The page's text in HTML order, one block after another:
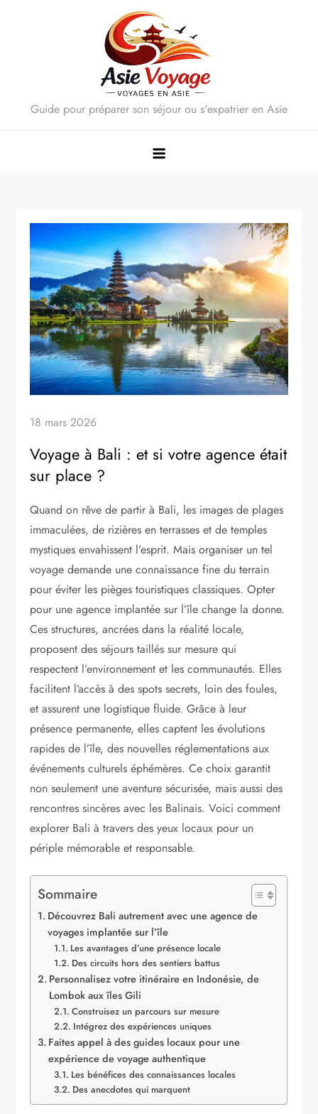
Guide pour préparer son séjour ou s'expatrier en Asie
18 mars 2026
Voyage à Bali : et si votre agence était
sur place ?
Quand on rêve de partir à Bali, les images de plages
immaculées, de rizières en terrasses et de temples
mystiques envahissent l’esprit. Mais organiser un tel
voyage demande une connaissance fine du terrain
pour éviter les pièges touristiques classiques. Opter
pour une agence implantée sur l’île change la donne.
Ces structures, ancrées dans la réalité locale,
proposent des séjours taillés sur mesure qui
respectent l’environnement et les communautés. Elles
facilitent l’accès à des spots secrets, loin des foules,
et assurent une logistique fluide. Grâce à leur
présence permanente, elles captent les évolutions
rapides de l’île, des nouvelles réglementations aux
événements culturels éphémères. Ce choix garantit
non seulement une aventure sécurisée, mais aussi des
rencontres sincères avec les Balinais. Voici comment
explorer Bali à travers des yeux locaux pour un
périple mémorable et responsable.
Sommaire
Découvrez Bali autrement avec une agence de
voyages implantée sur l’île
Les avantages d’une présence locale
Des circuits hors des sentiers battus
Personnalisez votre itinéraire en Indonésie, de
Lombok aux îles Gili
Construisez un parcours sur mesure
Intégrez des expériences uniques
Faites appel à des guides locaux pour une
expérience de voyage authentique
Les bénéfices des connaissances locales
Des anecdotes qui marquent